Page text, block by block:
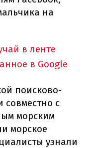
на
в ленте
в Google
поисково-
совместно с
морским
морское
узнали